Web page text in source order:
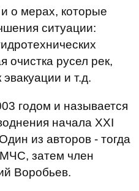
о мерах, которые
ситуации:
очистка русел рек,
эвакуации и т.д.
годом и называется
начала XXI
из авторов - тогда
затем член
Воробьев.